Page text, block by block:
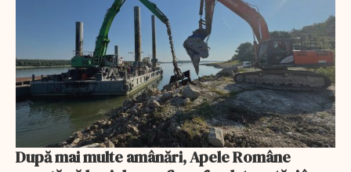
După mai multe amânări, Apele Române